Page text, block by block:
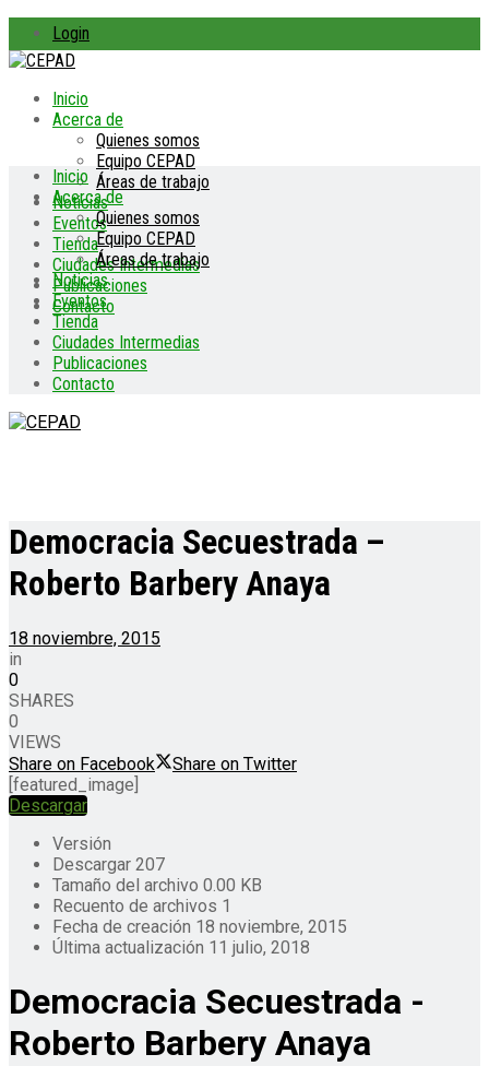
Login
Inicio
Acerca de
Quienes somos
Equipo CEPAD
Áreas de trabajo
Noticias
Eventos
Tienda
Ciudades Intermedias
Publicaciones
Contacto
Inicio
Acerca de
Quienes somos
Equipo CEPAD
Áreas de trabajo
Noticias
Eventos
Tienda
Ciudades Intermedias
Publicaciones
Contacto
Democracia Secuestrada –
Roberto Barbery Anaya
18 noviembre, 2015
in
0
SHARES
0
VIEWS
Share on Facebook
Share on Twitter
[featured_image]
Descargar
Versión
Descargar 207
Tamaño del archivo 0.00 KB
Recuento de archivos 1
Fecha de creación 18 noviembre, 2015
Última actualización 11 julio, 2018
Democracia Secuestrada -
Roberto Barbery Anaya